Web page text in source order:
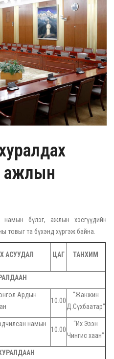
ажлын
бүлэг, ажлын хэсгүүдийн
товыг та бүхэнд хүргэж байна.
АСУУДАЛ ЦАГ ТАНХИМ
Ардын
10.00
“Жанжин
Д.Сүхбаатар”
намын
10.00
“Их Эзэн
Чингис хаан”